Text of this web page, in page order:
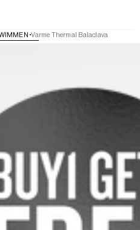
Varme Thermal Balaclava